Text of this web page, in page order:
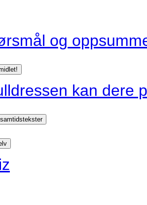
og
kan dere